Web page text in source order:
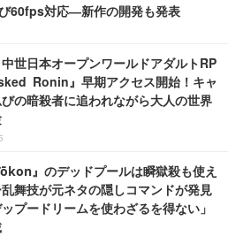
60fps対応―新作の開発も発表
中世日本オープンワールドアダルトRP
Ronin』早期アクセス開始！キャ
の暗殺者に追われながら大人の世界
』のデッドプールは瞬獄殺も使え
舞技が元ネタの隠しコマンドが発見
プードリームを使わざるを得ない」